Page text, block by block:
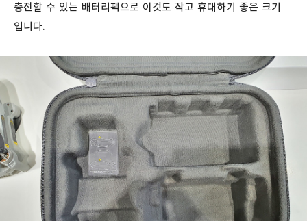
충전할 수 있는 배터리팩으로 이것도 작고 휴대하기 좋은 크기
입니다.